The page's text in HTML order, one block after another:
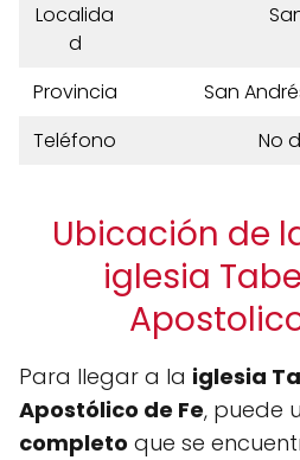
Localida
d
Provincia
San
Teléfono
No
Ubicación de
iglesia
Para llegar a la iglesia
Apostólico de Fe, puede
completo que se